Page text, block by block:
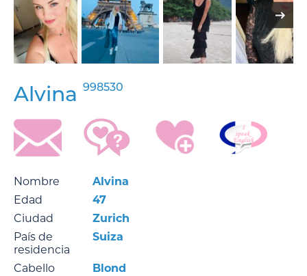
Alvina 998530
Nombre
Alvina
Edad
47
Ciudad
Zurich
País de
residencia
Suiza
Cabello
Blond